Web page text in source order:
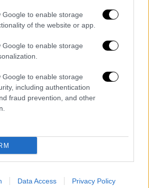
Google to enable storage
of the website or app.
Google to enable storage
Google to enable storage
including authentication
fraud prevention, and other
Data Access Privacy Policy
12:31
για το GNTM 2: Το φαβορί,